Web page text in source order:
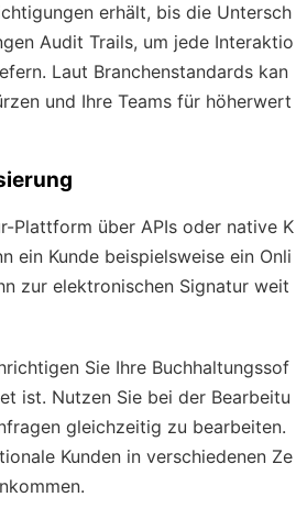
erhält, bis die Untersch
Audit Trails, um jede Interaktio
Laut Branchenstandards kan
und Ihre Teams für höherwert
Plattform über APIs oder native K
ein Kunde beispielsweise ein Onli
zur elektronischen Signatur weit
Sie Ihre Buchhaltungssof
ist. Nutzen Sie bei der Bearbeitu
gleichzeitig zu bearbeiten.
Kunden in verschiedenen Ze